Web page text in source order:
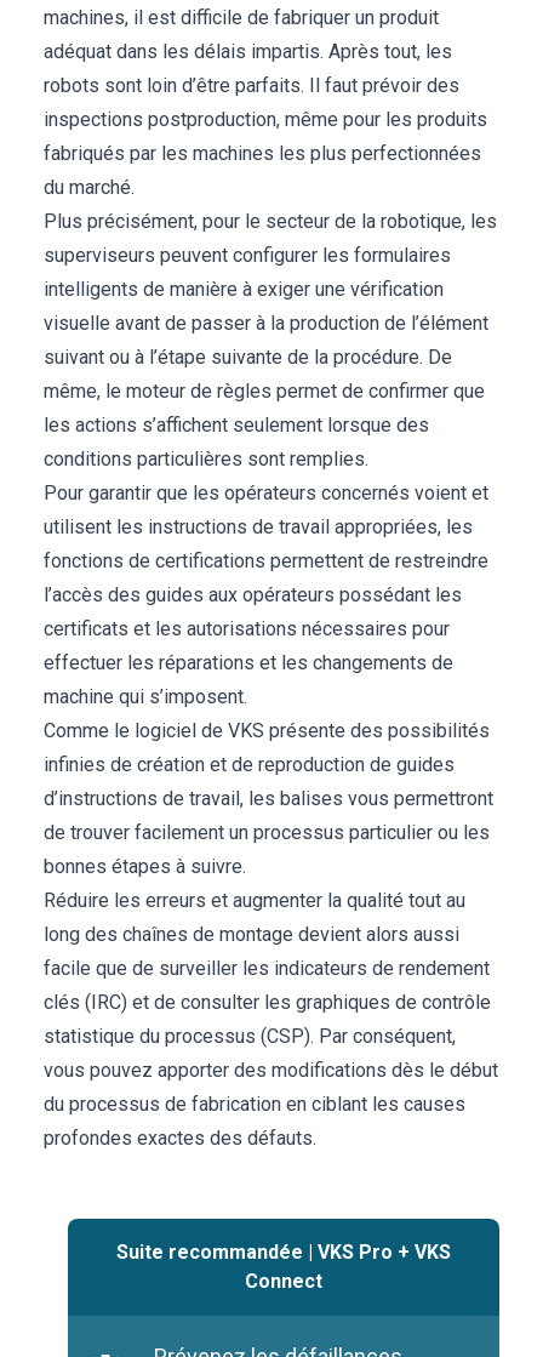
machines, il est difficile de fabriquer un produit
adéquat dans les délais impartis. Après tout, les
robots sont loin d’être parfaits. Il faut prévoir des
inspections postproduction, même pour les produits
fabriqués par les machines les plus perfectionnées
du marché.
Plus précisément, pour le secteur de la robotique, les
superviseurs peuvent configurer les formulaires
intelligents de manière à exiger une vérification
visuelle avant de passer à la production de l’élément
suivant ou à l’étape suivante de la procédure. De
même, le moteur de règles permet de confirmer que
les actions s’affichent seulement lorsque des
conditions particulières sont remplies.
Pour garantir que les opérateurs concernés voient et
utilisent les instructions de travail appropriées, les
fonctions de certifications permettent de restreindre
l’accès des guides aux opérateurs possédant les
certificats et les autorisations nécessaires pour
effectuer les réparations et les changements de
machine qui s’imposent.
Comme le logiciel de VKS présente des possibilités
infinies de création et de reproduction de guides
d’instructions de travail, les balises vous permettront
de trouver facilement un processus particulier ou les
bonnes étapes à suivre.
Réduire les erreurs et augmenter la qualité tout au
long des chaînes de montage devient alors aussi
facile que de surveiller les indicateurs de rendement
clés (IRC) et de consulter les graphiques de contrôle
statistique du processus (CSP). Par conséquent,
vous pouvez apporter des modifications dès le début
du processus de fabrication en ciblant les causes
profondes exactes des défauts.
Suite recommandée | VKS Pro + VKS
Connect